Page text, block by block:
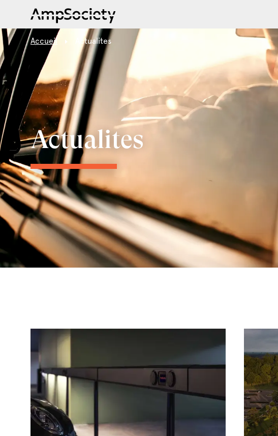
Accueil Actualites
Actualites